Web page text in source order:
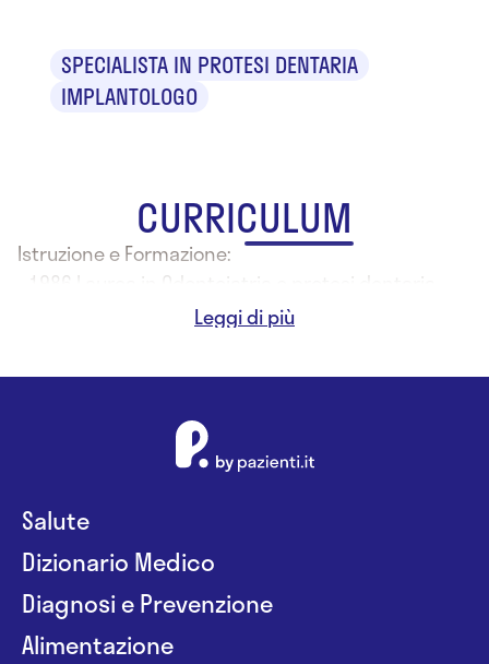
SPECIALISTA IN PROTESI DENTARIA
IMPLANTOLOGO
CURRICULUM
Istruzione e Formazione:
- 1986 Laurea in Odontoiatria e protesi dentaria
presso l'Università degli Studi di Cagliari
Salute
Dizionario Medico
Diagnosi e Prevenzione
Alimentazione